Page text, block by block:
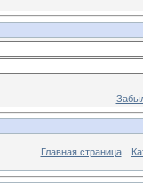
Главная страница